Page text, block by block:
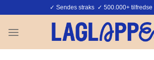
indhold
✓ Sendes straks ✓ 500.000+ tilfredse